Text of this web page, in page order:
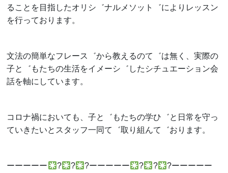
ることを目指したオリシ゛ナルメソット゛によりレッスン
を行っております。
文法の簡単なフレース゛から教えるのて゛は無く、実際の
子と゛もたちの生活をイメーシ゛したシチュエーション会
話を軸にしています。
コロナ禍においても、子と゛もたちの学ひ゛と日常を守っ
ていきたいとスタッフ一同て゛取り組んて゛おります。
ーーーーー ? ? ?ーーーーー ? ? ?ーーーーー